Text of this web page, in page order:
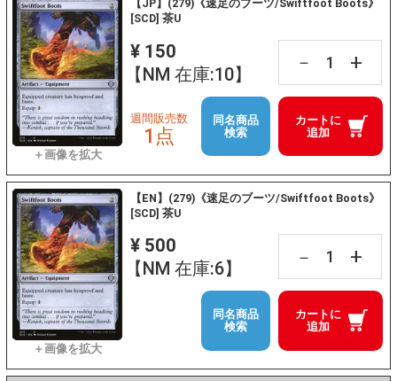
【JP】(279)《速足のブーツ/Swiftfoot Boots》
[SCD] 茶U
¥ 150
【NM 在庫:10】
－ +
カートに
追加
週間販売数
1点
同名商品
検索
【EN】(279)《速足のブーツ/Swiftfoot Boots》
[SCD] 茶U
¥ 500
【NM 在庫:6】
－ +
カートに
追加
同名商品
検索